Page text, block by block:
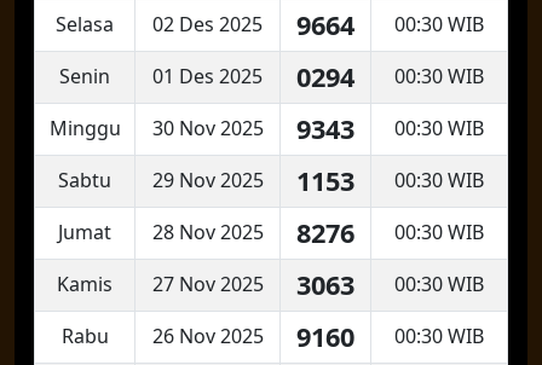
Selasa
02 Des 2025 9664
00:30 WIB
Senin
01 Des 2025 0294
00:30 WIB
Minggu
30 Nov 2025 9343
00:30 WIB
Sabtu
29 Nov 2025 1153
00:30 WIB
Jumat
28 Nov 2025 8276
00:30 WIB
Kamis
27 Nov 2025 3063
00:30 WIB
Rabu
26 Nov 2025 9160
00:30 WIB